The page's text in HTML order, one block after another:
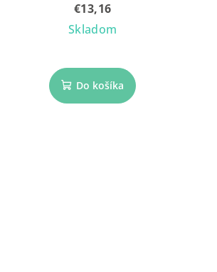
€13,16
Skladom
Do košíka